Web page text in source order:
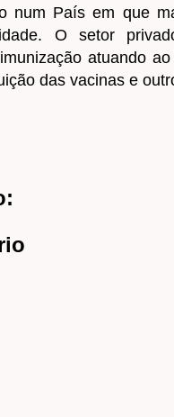
num País em que
O setor
atuando
das vacinas e